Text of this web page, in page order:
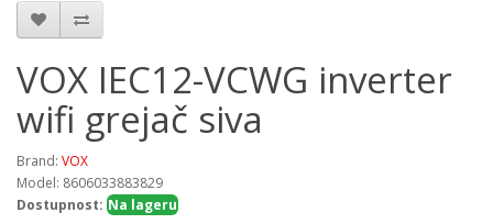
VOX IEC12-VCWG inverter
wifi grejač siva
Brand: VOX
Model: 8606033883829
Dostupnost: Na lageru